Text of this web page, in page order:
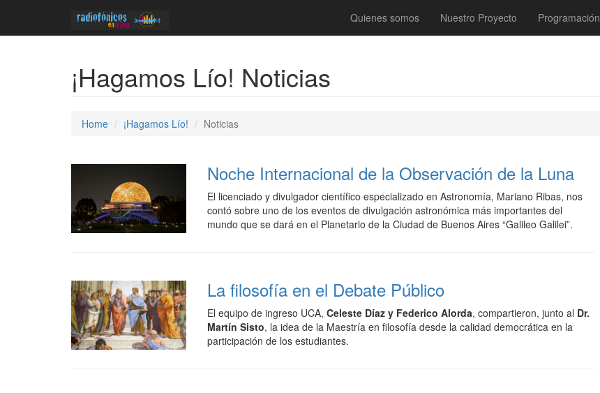
Quienes somos Nuestro Proyecto Programación
¡Hagamos Lío! Noticias
Home ¡Hagamos Lío! Noticias
Noche Internacional de la Observación de la Luna
El licenciado y divulgador científico especializado en Astronomía, Mariano Ribas, nos
contó sobre uno de los eventos de divulgación astronómica más importantes del
mundo que se dará en el Planetario de la Ciudad de Buenos Aires “Galileo Galilei”.
La filosofía en el Debate Público
El equipo de ingreso UCA, Celeste Díaz y Federico Alorda, compartieron, junto al Dr.
Martín Sisto, la idea de la Maestría en filosofía desde la calidad democrática en la
participación de los estudiantes.